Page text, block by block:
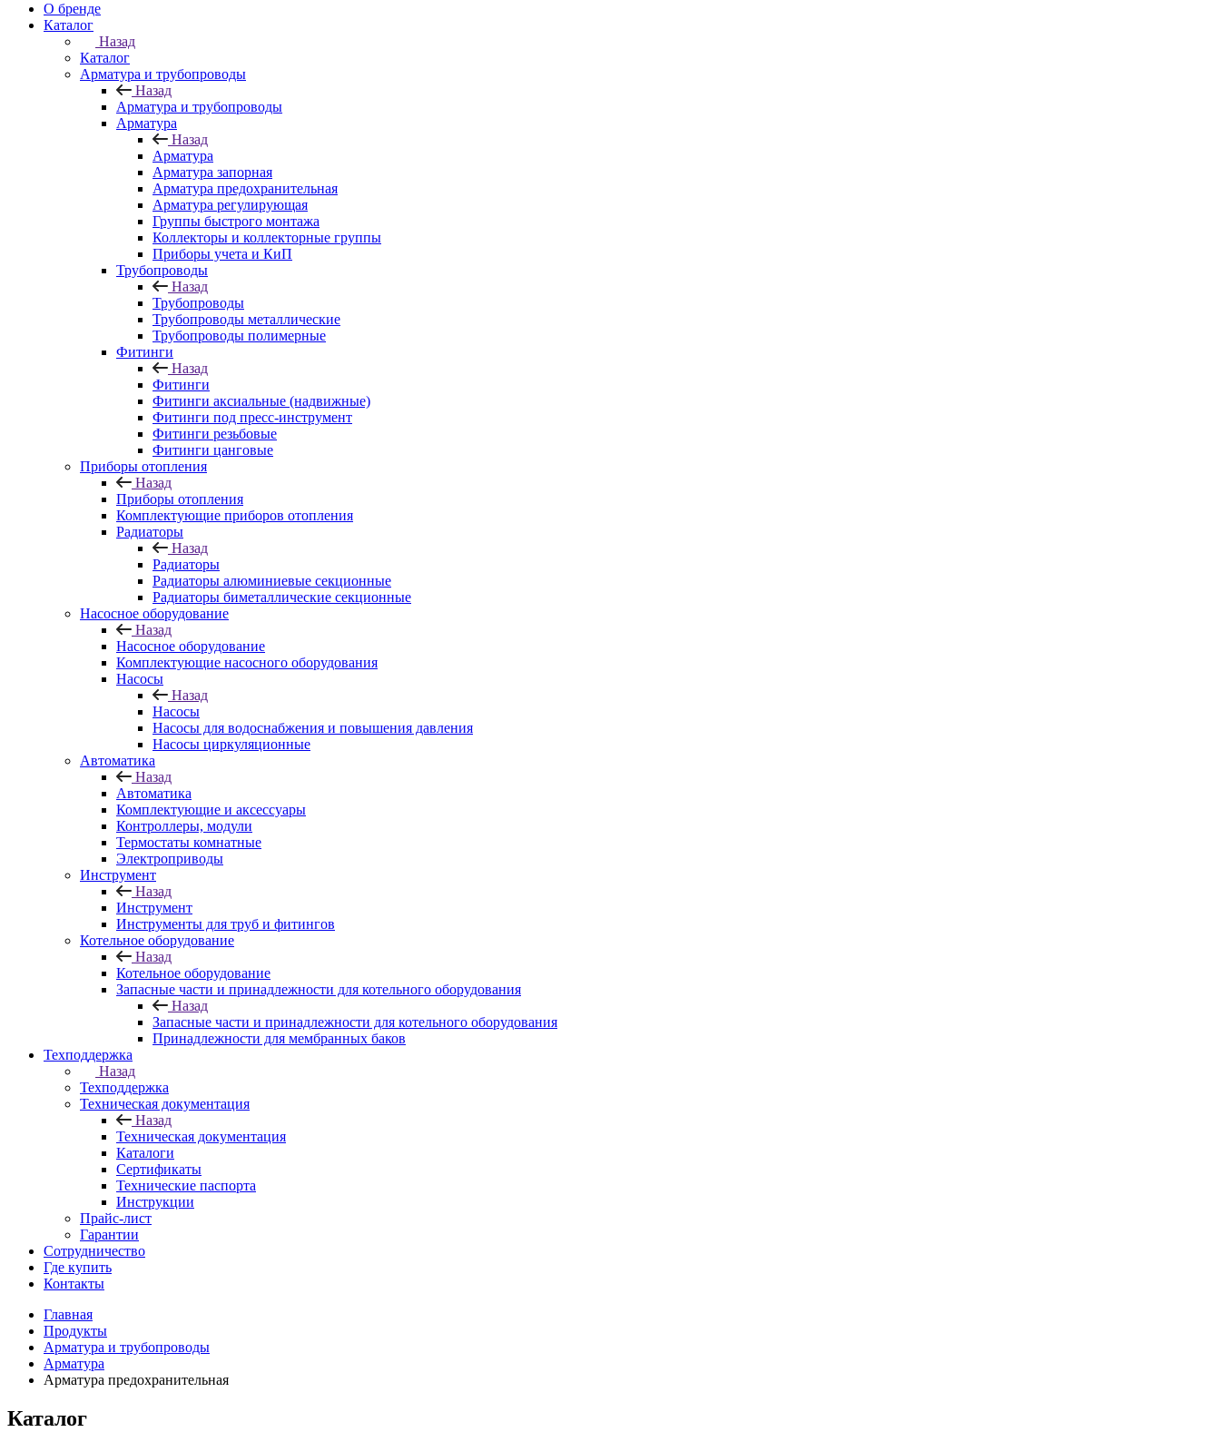
О бренде
Каталог
Назад
Каталог
Арматура и трубопроводы
Назад
Арматура и трубопроводы
Арматура
Назад
Арматура
Арматура запорная
Арматура предохранительная
Арматура регулирующая
Группы быстрого монтажа
Коллекторы и коллекторные группы
Приборы учета и КиП
Трубопроводы
Назад
Трубопроводы
Трубопроводы металлические
Трубопроводы полимерные
Фитинги
Назад
Фитинги
Фитинги аксиальные (надвижные)
Фитинги под пресс-инструмент
Фитинги резьбовые
Фитинги цанговые
Приборы отопления
Назад
Приборы отопления
Комплектующие приборов отопления
Радиаторы
Назад
Радиаторы
Радиаторы алюминиевые секционные
Радиаторы биметаллические секционные
Насосное оборудование
Назад
Насосное оборудование
Комплектующие насосного оборудования
Насосы
Назад
Насосы
Насосы для водоснабжения и повышения давления
Насосы циркуляционные
Автоматика
Назад
Автоматика
Комплектующие и аксессуары
Контроллеры, модули
Термостаты комнатные
Электроприводы
Инструмент
Назад
Инструмент
Инструменты для труб и фитингов
Котельное оборудование
Назад
Котельное оборудование
Запасные части и принадлежности для котельного оборудования
Назад
Запасные части и принадлежности для котельного оборудования
Принадлежности для мембранных баков
Техподдержка
Назад
Техподдержка
Техническая документация
Назад
Техническая документация
Каталоги
Сертификаты
Технические паспорта
Инструкции
Прайс-лист
Гарантии
Сотрудничество
Где купить
Контакты
Главная
Продукты
Арматура и трубопроводы
Арматура
Арматура предохранительная
Каталог